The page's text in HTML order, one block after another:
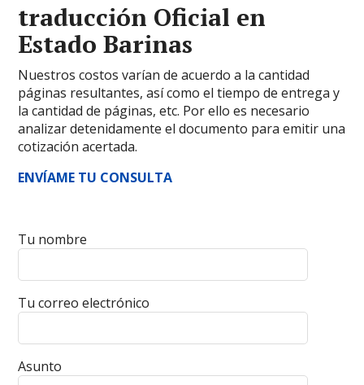
traducción Oficial en
Estado Barinas
Nuestros costos varían de acuerdo a la cantidad
páginas resultantes, así como el tiempo de entrega y
la cantidad de páginas, etc. Por ello es necesario
analizar detenidamente el documento para emitir una
cotización acertada.
ENVÍAME TU CONSULTA
Tu nombre
Tu correo electrónico
Asunto